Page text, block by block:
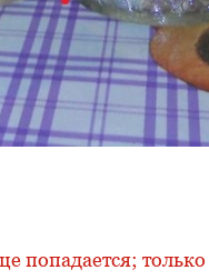
попадается; только